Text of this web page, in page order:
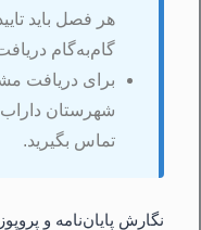
هر فصل باید
گام‌به‌گام
برای دریافت
شهرستان داراب
تماس بگیرید.
نگارش پایان‌نامه و